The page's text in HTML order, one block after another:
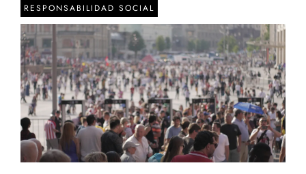
RESPONSABILIDAD SOCIAL